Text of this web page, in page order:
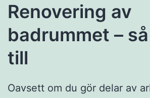
Renovering av
badrummet –
till
Oavsett om du gör delar av